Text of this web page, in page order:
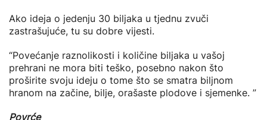
Ako ideja o jedenju 30 biljaka u tjednu zvuči
zastrašujuće, tu su dobre vijesti.
“Povećanje raznolikosti i količine biljaka u vašoj
prehrani ne mora biti teško, posebno nakon što
proširite svoju ideju o tome što se smatra biljnom
hranom na začine, bilje, orašaste plodove i sjemenke. ”
Povrće